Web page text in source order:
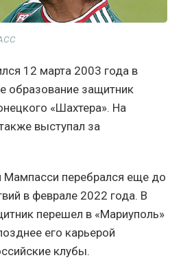
12 марта 2003 года в
образование защитник
«Шахтера». На
выступал за
Мампасси перебрался еще до
в феврале 2022 года. В
перешел в «Мариуполь»
его карьерой
клубы.